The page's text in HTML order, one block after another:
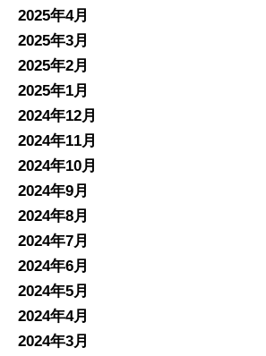
2025年4月
2025年3月
2025年2月
2025年1月
2024年12月
2024年11月
2024年10月
2024年9月
2024年8月
2024年7月
2024年6月
2024年5月
2024年4月
2024年3月